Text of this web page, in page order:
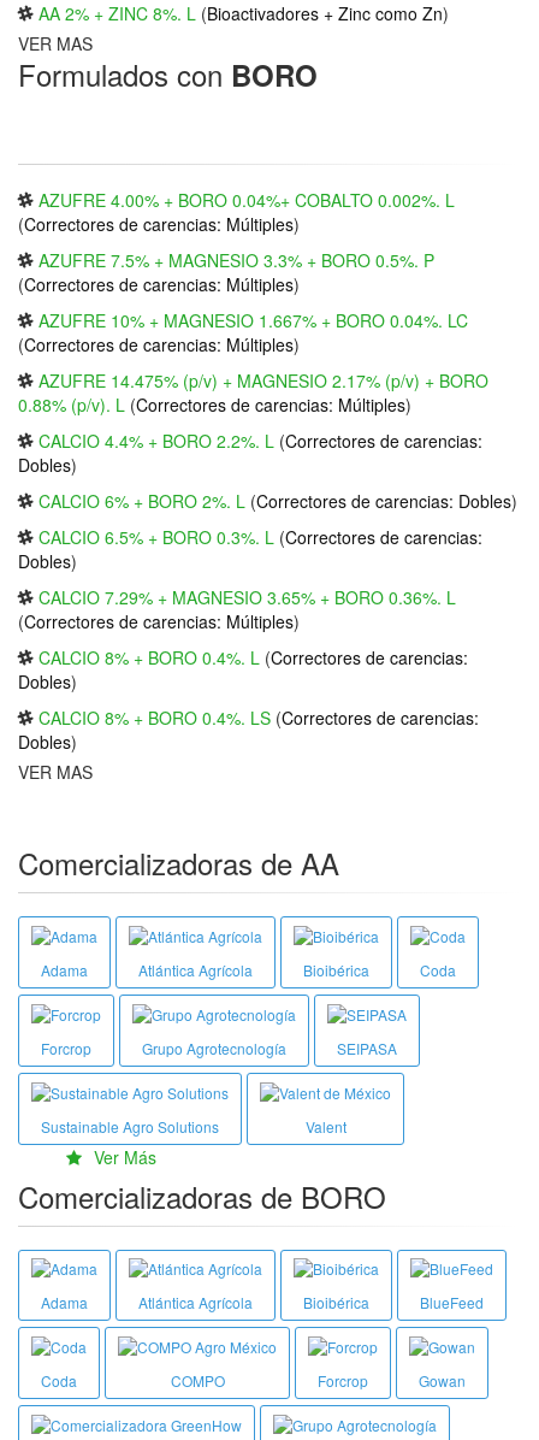
AA 2% + ZINC 8%. L (Bioactivadores + Zinc como Zn)
VER MAS
Formulados con BORO
AZUFRE 4.00% + BORO 0.04%+ COBALTO 0.002%. L
(Correctores de carencias: Múltiples)
AZUFRE 7.5% + MAGNESIO 3.3% + BORO 0.5%. P
(Correctores de carencias: Múltiples)
AZUFRE 10% + MAGNESIO 1.667% + BORO 0.04%. LC
(Correctores de carencias: Múltiples)
AZUFRE 14.475% (p/v) + MAGNESIO 2.17% (p/v) + BORO
0.88% (p/v). L (Correctores de carencias: Múltiples)
CALCIO 4.4% + BORO 2.2%. L (Correctores de carencias:
Dobles)
CALCIO 6% + BORO 2%. L (Correctores de carencias: Dobles)
CALCIO 6.5% + BORO 0.3%. L (Correctores de carencias:
Dobles)
CALCIO 7.29% + MAGNESIO 3.65% + BORO 0.36%. L
(Correctores de carencias: Múltiples)
CALCIO 8% + BORO 0.4%. L (Correctores de carencias:
Dobles)
CALCIO 8% + BORO 0.4%. LS (Correctores de carencias:
Dobles)
VER MAS
Comercializadoras de AA
Adama Atlántica Agrícola Bioibérica Coda
Forcrop Grupo Agrotecnología SEIPASA
Sustainable Agro Solutions Valent
Ver Más
Comercializadoras de BORO
Adama Atlántica Agrícola Bioibérica BlueFeed
Coda COMPO Forcrop Gowan